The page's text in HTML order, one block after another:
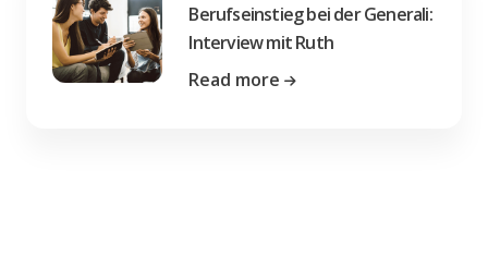
Berufseinstieg bei der Generali:
Interview mit Ruth
Read more